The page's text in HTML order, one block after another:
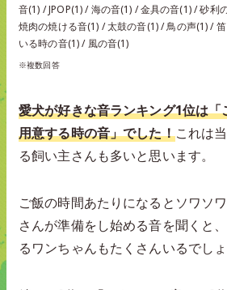
音(1) / JPOP(1) / 海の音(1) / 金具の音(1) / 砂利
焼肉の焼ける音(1) / 太鼓の音(1) / 鳥の声(1) /
いる時の音(1) / 風の音(1)
※複数回答
愛犬が好きな音ランキング1位は
用意する時の音」でした！これは
る飼い主さんも多いと思います。
ご飯の時間あたりになるとソワソ
さんが準備をし始める音を聞くと
るワンちゃんもたくさんいるでしょ